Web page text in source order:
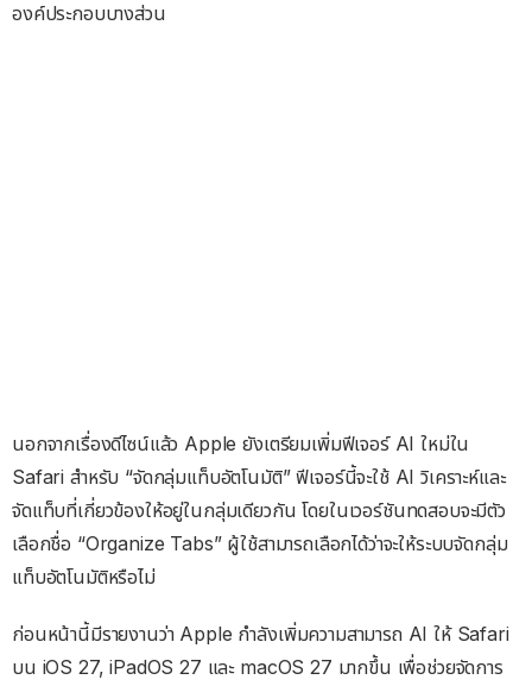
องค์ประกอบบางส่วน
นอกจากเรื่องดีไซน์แล้ว Apple ยังเตรียมเพิ่มฟีเจอร์ AI ใหม่ใน
Safari สำหรับ “จัดกลุ่มแท็บอัตโนมัติ” ฟีเจอร์นี้จะใช้ AI วิเคราะห์และ
จัดแท็บที่เกี่ยวข้องให้อยู่ในกลุ่มเดียวกัน โดยในเวอร์ชันทดสอบจะมีตัว
เลือกชื่อ “Organize Tabs” ผู้ใช้สามารถเลือกได้ว่าจะให้ระบบจัดกลุ่ม
แท็บอัตโนมัติหรือไม่
ก่อนหน้านี้มีรายงานว่า Apple กำลังเพิ่มความสามารถ AI ให้ Safari
บน iOS 27, iPadOS 27 และ macOS 27 มากขึ้น เพื่อช่วยจัดการ